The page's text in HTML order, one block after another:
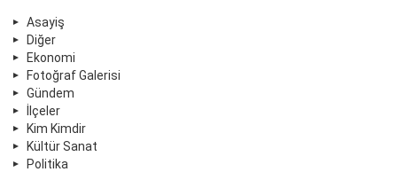
Asayiş
Diğer
Ekonomi
Fotoğraf Galerisi
Gündem
İlçeler
Kim Kimdir
Kültür Sanat
Politika